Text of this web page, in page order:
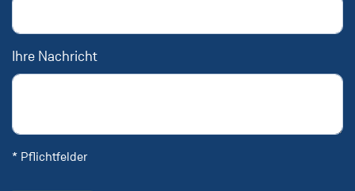
Ihre Nachricht
* Pflichtfelder